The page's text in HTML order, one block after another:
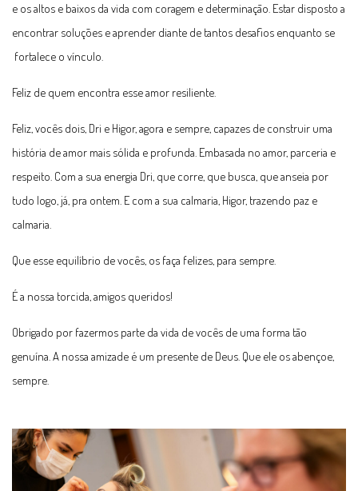
e os altos e baixos da vida com coragem e determinação. Estar disposto a
encontrar soluções e aprender diante de tantos desafios enquanto se
fortalece o vínculo.
Feliz de quem encontra esse amor resiliente.
Feliz, vocês dois, Dri e Higor, agora e sempre, capazes de construir uma
história de amor mais sólida e profunda. Embasada no amor, parceria e
respeito. Com a sua energia Dri, que corre, que busca, que anseia por
tudo logo, já, pra ontem. E com a sua calmaria, Higor, trazendo paz e
calmaria.
Que esse equilíbrio de vocês, os faça felizes, para sempre.
É a nossa torcida, amigos queridos!
Obrigado por fazermos parte da vida de vocês de uma forma tão
genuína. A nossa amizade é um presente de Deus. Que ele os abençoe,
sempre.